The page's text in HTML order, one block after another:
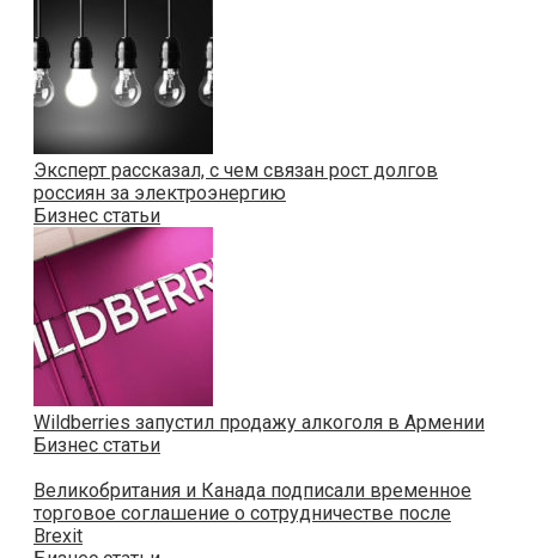
Эксперт рассказал, с чем связан рост долгов
россиян за электроэнергию
Бизнес статьи
Wildberries запустил продажу алкоголя в Армении
Бизнес статьи
Великобритания и Канада подписали временное
торговое соглашение о сотрудничестве после
Brexit